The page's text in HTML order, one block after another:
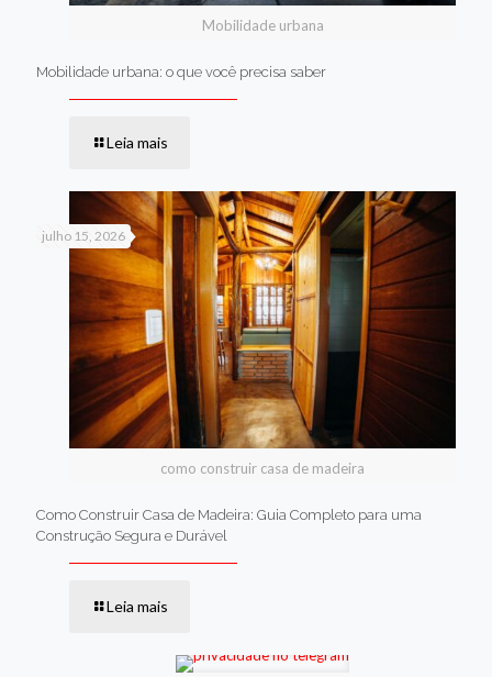
Mobilidade urbana
Mobilidade urbana: o que você precisa saber
Leia mais
como construir casa de madeira
julho 15, 2026
Como Construir Casa de Madeira: Guia Completo para uma
Construção Segura e Durável
Leia mais